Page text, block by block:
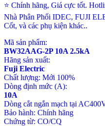
⭐ Chính hãng, Giá cực tốt.
Nhà Phân Phối IDEC, FUJI
Cốt, và các phụ kiện khác..
Mã sản phẩm:
BW32AAG-2P 10A 2.5kA
Hãng sản xuất:
Fuji Electric
Chất lượng: Mới 100%
Dòng định mức (A):
10A
Dòng cắt ngắn mạch tại
Bảo hành: Chính hãng
Chứng từ: CO/CQ